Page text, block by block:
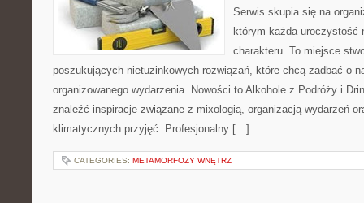
Serwis skupia się na
którym każda uroczystość
charakteru. To miejsce
poszukujących nietuzinkowych rozwiązań, które chcą zadbać o
organizowanego wydarzenia. Nowości to Alkohole z Podróży i
znaleźć inspiracje związane z mixologią, organizacją wydarzeń
klimatycznych przyjęć. Profesjonalny […]
CATEGORIES: METAMORFOZY WNĘTRZ